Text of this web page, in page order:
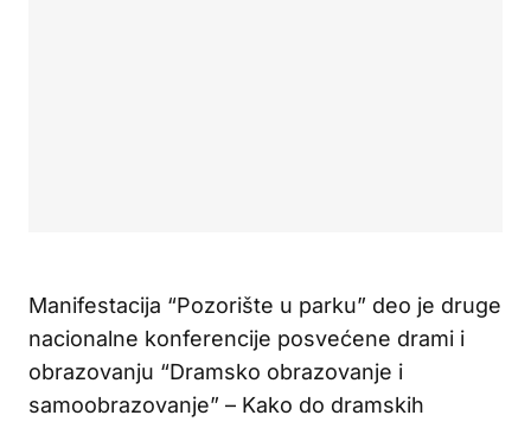
Manifestacija “Pozorište u parku” deo je druge
nacionalne konferencije posvećene drami i
obrazovanju “Dramsko obrazovanje i
samoobrazovanje” – Kako do dramskih